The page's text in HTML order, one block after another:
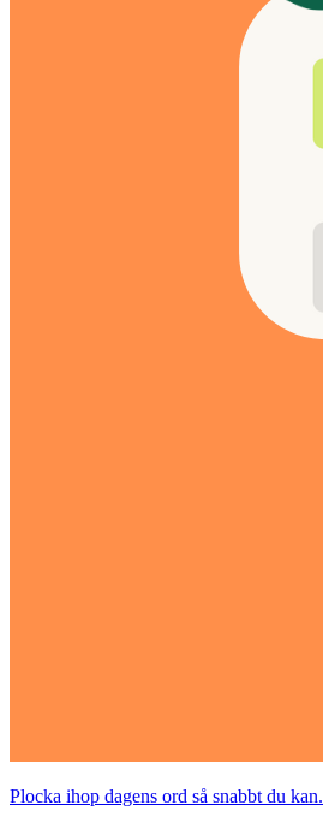
Plocka ihop dagens ord så snabbt du kan.